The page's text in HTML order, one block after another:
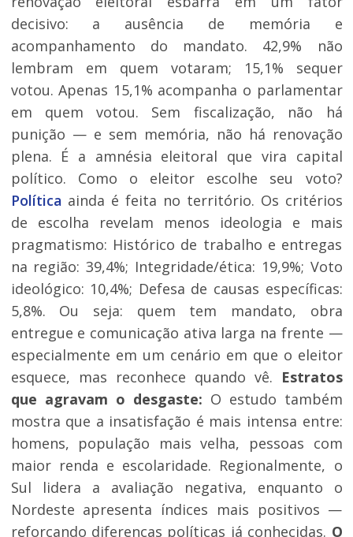
decisivo: a ausência de memória e
acompanhamento do mandato. 42,9% não
lembram em quem votaram; 15,1% sequer
votou. Apenas 15,1% acompanha o parlamentar
em quem votou. Sem fiscalização, não há
punição — e sem memória, não há renovação
plena. É a amnésia eleitoral que vira capital
político. Como o eleitor escolhe seu voto?
Política ainda é feita no território. Os critérios
de escolha revelam menos ideologia e mais
pragmatismo: Histórico de trabalho e entregas
na região: 39,4%; Integridade/ética: 19,9%; Voto
ideológico: 10,4%; Defesa de causas específicas:
5,8%. Ou seja: quem tem mandato, obra
entregue e comunicação ativa larga na frente —
especialmente em um cenário em que o eleitor
esquece, mas reconhece quando vê. Estratos
que agravam o desgaste: O estudo também
mostra que a insatisfação é mais intensa entre:
homens, população mais velha, pessoas com
maior renda e escolaridade. Regionalmente, o
Sul lidera a avaliação negativa, enquanto o
Nordeste apresenta índices mais positivos —
reforçando diferenças políticas já conhecidas. O